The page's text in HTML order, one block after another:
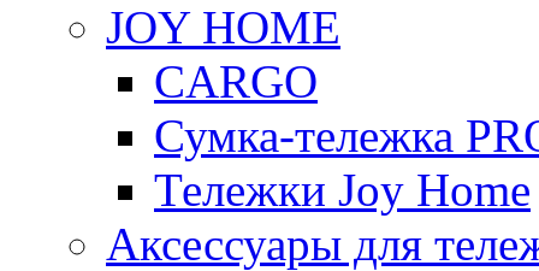
JOY HOME
CARGO
Сумка-тележка
Тележки Joy Home
Аксессуары для